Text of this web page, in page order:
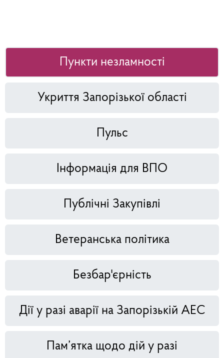
Пункти незламності
Укриття Запорізької області
Пульс
Інформація для ВПО
Публічні Закупівлі
Ветеранська політика
Безбар'єрність
Дії у разі аварії на Запорізькій АЕС
Пам’ятка щодо дій у разі